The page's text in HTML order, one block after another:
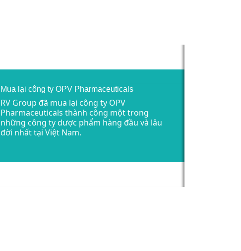
Mua lại công ty OPV Pharmaceuticals
RV Group đã mua lại công ty OPV
Pharmaceuticals thành công một trong
những công ty dược phẩm hàng đầu và lâu
đời nhất tại Việt Nam.